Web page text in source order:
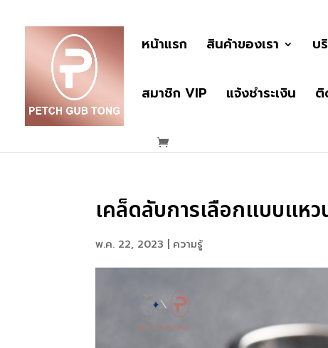
หน้าแรก สินค้าของเรา บ
สมาชิก VIP แจ้งชำระเงิน ติ
เคล็ดลับการเลือกแบบแห
พ.ค. 22, 2023 ความรู้